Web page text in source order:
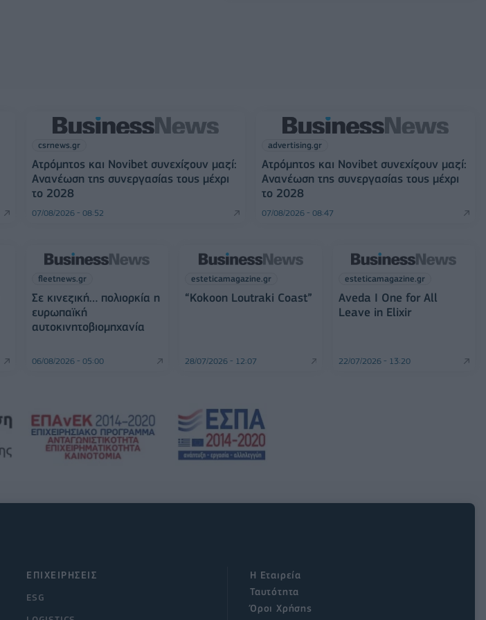
csrnews.gr
Ατρόμητος και Novibet συνεχίζουν μαζί:
Ανανέωση της συνεργασίας τους μέχρι
το 2028
07/08/2026 - 08:52
advertising.gr
Ατρόμητος και Novibet συνεχίζουν μαζί:
Ανανέωση της συνεργασίας τους μέχρι
το 2028
07/08/2026 - 08:47
fleetnews.gr
Σε κινεζική… πολιορκία η
ευρωπαϊκή
αυτοκινητοβιομηχανία
06/08/2026 - 05:00
esteticamagazine.gr
“Kokoon Loutraki Coast”
28/07/2026 - 12:07
esteticamagazine.gr
Aveda I One for All
Leave in Elixir
22/07/2026 - 13:20
ΕΠΙΧΕΙΡΗΣΕΙΣ
ESG
Η Εταιρεία
Ταυτότητα
Όροι Χρήσης